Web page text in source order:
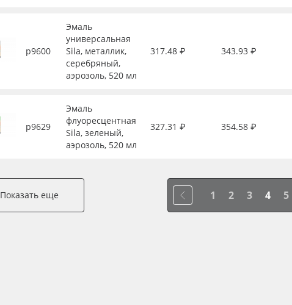
р9600
Эмаль
универсальная
Sila, металлик,
серебряный,
аэрозоль, 520 мл
317.48 ₽ 343.93 ₽
р9629
Эмаль
флуоресцентная
Sila, зеленый,
аэрозоль, 520 мл
327.31 ₽ 354.58 ₽
Показать еще 1 2 3 4 5